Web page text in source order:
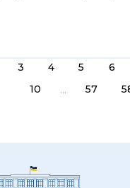
3 4 5 6
10
... 57